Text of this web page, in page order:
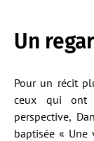
Un
Pour un récit
ceux qui ont
perspective,
baptisée «